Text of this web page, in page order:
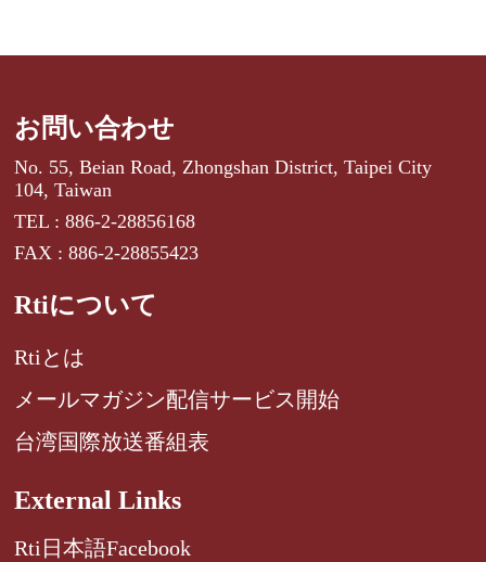
お問い合わせ
No. 55, Beian Road, Zhongshan District, Taipei City
104, Taiwan
TEL : 886-2-28856168
FAX : 886-2-28855423
Rtiについて
Rtiとは
メールマガジン配信サービス開始
台湾国際放送番組表
External Links
Rti日本語Facebook